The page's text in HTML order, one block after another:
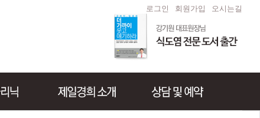
로그인 회원가입 오시는길